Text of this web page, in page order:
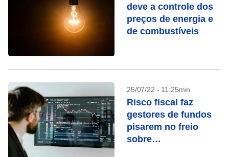
deve a controle dos
preços de energia e
de combustíveis
25/07/22 - 11:25min
Risco fiscal faz
gestores de fundos
pisarem no freio
sobre